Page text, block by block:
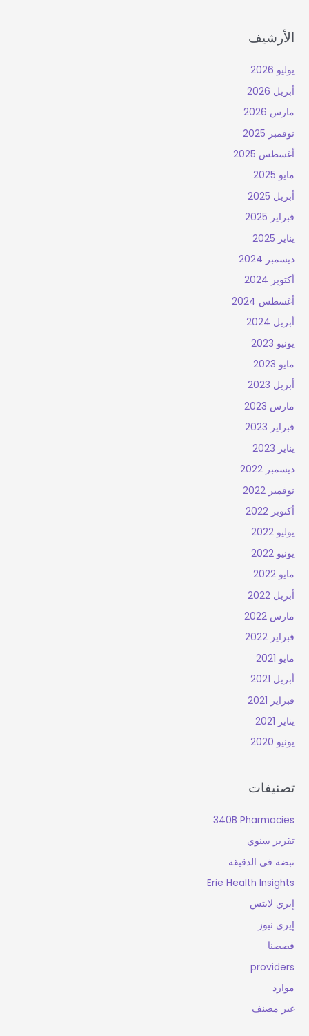
الأرشيف
يوليو 2026
أبريل 2026
مارس 2026
نوفمبر 2025
أغسطس 2025
مايو 2025
أبريل 2025
فبراير 2025
يناير 2025
ديسمبر 2024
أكتوبر 2024
أغسطس 2024
أبريل 2024
يونيو 2023
مايو 2023
أبريل 2023
مارس 2023
فبراير 2023
يناير 2023
ديسمبر 2022
نوفمبر 2022
أكتوبر 2022
يوليو 2022
يونيو 2022
مايو 2022
أبريل 2022
مارس 2022
فبراير 2022
مايو 2021
أبريل 2021
فبراير 2021
يناير 2021
يونيو 2020
تصنيفات
340B Pharmacies
تقرير سنوي
نبضة في الدقيقة
Erie Health Insights
إيري لايتس
إيري نيوز
قصصنا
providers
موارد
غير مصنف